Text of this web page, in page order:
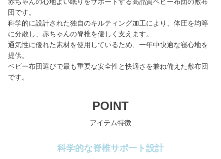
団です。
科学的に設計された独自のキルティング加工により、体圧を均等
に分散し、赤ちゃんの脊椎を優しく支えます。
通気性に優れた素材を使用しているため、一年中快適な寝心地を
提供。
ベビー布団選びで最も重要な安全性と快適さを兼ね備えた敷布団
です。
POINT
アイテム特徴
科学的な脊椎サポート設計